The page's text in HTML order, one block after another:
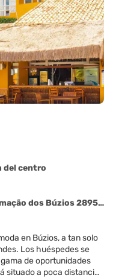
del centro
dos Búzios 28950000
en Búzios, a tan solo
Los huéspedes se
de oportunidades
situado a poca distancia